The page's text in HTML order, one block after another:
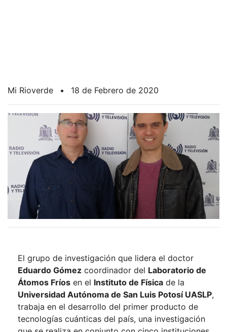
Mi Rioverde • 18 de Febrero de 2020
El grupo de investigación que lidera el doctor
Eduardo Gómez coordinador del Laboratorio de
Átomos Fríos en el Instituto de Física de la
Universidad Autónoma de San Luis Potosí UASLP,
trabaja en el desarrollo del primer producto de
tecnologías cuánticas del país, una investigación